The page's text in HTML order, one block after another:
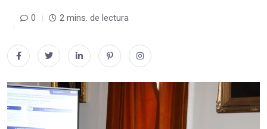
0 2 mins. de lectura